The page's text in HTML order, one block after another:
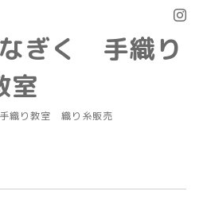
ぎく 手織り
室
織り教室 織り糸販売